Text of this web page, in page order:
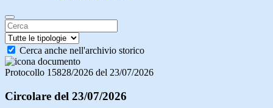
Cerca anche nell'archivio storico
Protocollo 15828/2026 del 23/07/2026
Circolare del 23/07/2026